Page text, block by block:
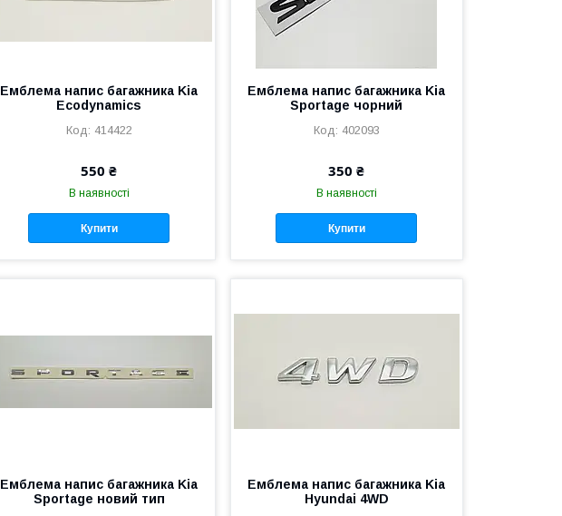
Емблема напис багажника Kia
Ecodynamics
414422
550 ₴
В наявності
Купити
Емблема напис багажника Kia
Sportage чорний
402093
350 ₴
В наявності
Купити
Емблема напис багажника Kia
Sportage новий тип
Емблема напис багажника Kia
Hyundai 4WD